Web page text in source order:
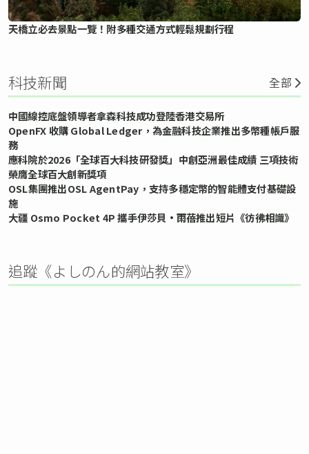
天橋立必去景點一覽！附多種交通方式輕鬆規劃行程
科技新聞 全部
中國線控底盤領導者拿森科技成功登陸香港交易所
OpenFX 收購 Global Ledger，為金融科技企業推出多幣種帳戶服
務
應科院於2026「全球百大科技研發獎」中創亞洲最佳成績 三項技術
榮膺全球百大創新獎項
OSL集團推出OSL AgentPay，支持多穩定幣的智能體支付基礎設
施
大疆 Osmo Pocket 4P 攜手伊莎貝•雨蓓推出短片《彷彿相識》
追蹤《よしのん的網站教室》